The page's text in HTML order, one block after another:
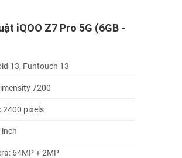
iQOO Z7 Pro 5G (6GB -
13, Funtouch 13
7200
2400 pixels
inch
64MP + 2MP